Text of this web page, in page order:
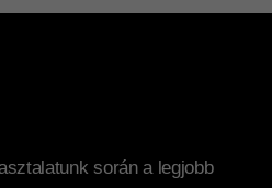
során a legjobb